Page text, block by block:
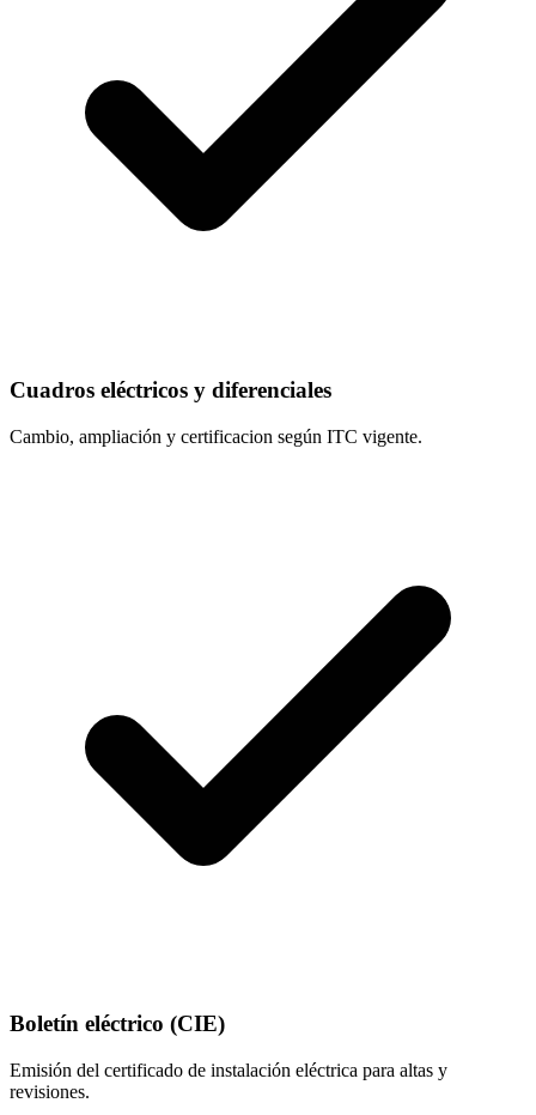
Cuadros eléctricos y diferenciales
Cambio, ampliación y certificacion según ITC vigente.
Boletín eléctrico (CIE)
Emisión del certificado de instalación eléctrica para altas y
revisiones.